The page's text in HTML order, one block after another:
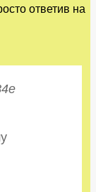
ответив на